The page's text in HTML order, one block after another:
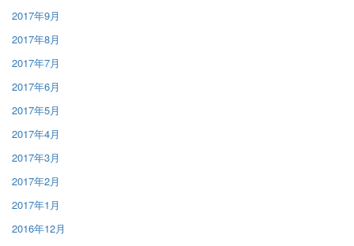
2017年9月
2017年8月
2017年7月
2017年6月
2017年5月
2017年4月
2017年3月
2017年2月
2017年1月
2016年12月